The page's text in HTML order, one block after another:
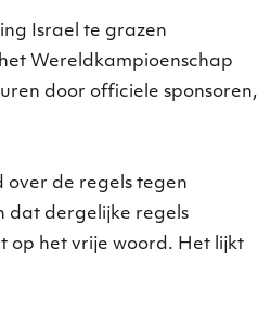
Israel te grazen
Wereldkampioenschap
door officiele sponsoren,
de regels tegen
dat dergelijke regels
op het vrije woord. Het lijkt